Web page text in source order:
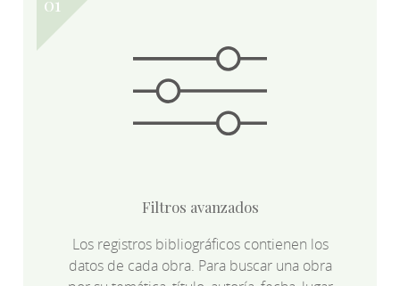
Filtros avanzados
Los registros bibliográficos contienen los
datos de cada obra. Para buscar una obra